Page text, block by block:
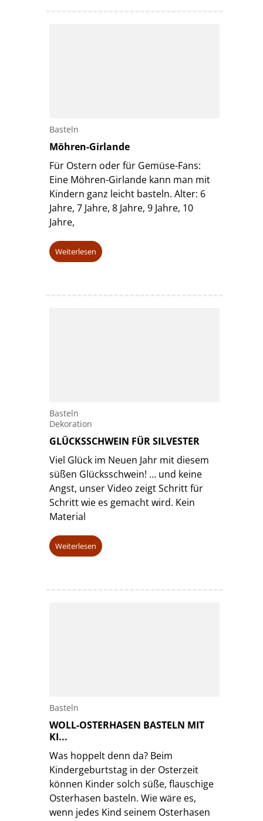
Basteln
Möhren-Girlande
Für Ostern oder für Gemüse-Fans:
Eine Möhren-Girlande kann man mit
Kindern ganz leicht basteln. Alter: 6
Jahre, 7 Jahre, 8 Jahre, 9 Jahre, 10
Jahre,
Weiterlesen
Basteln
Dekoration
GLÜCKSSCHWEIN FÜR SILVESTER
Viel Glück im Neuen Jahr mit diesem
süßen Glücksschwein! … und keine
Angst, unser Video zeigt Schritt für
Schritt wie es gemacht wird. Kein
Material
Weiterlesen
Basteln
WOLL-OSTERHASEN BASTELN MIT
KI...
Was hoppelt denn da? Beim
Kindergeburtstag in der Osterzeit
können Kinder solch süße, flauschige
Osterhasen basteln. Wie wäre es,
wenn jedes Kind seinem Osterhasen